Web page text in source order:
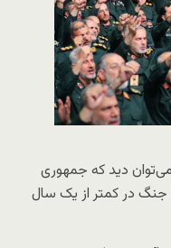
دید که جمهوری
جنگ در کمتر از یک سال